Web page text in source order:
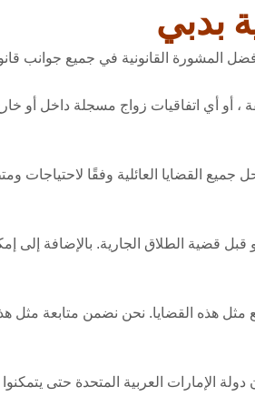
بدبي
المشورة القانونية في جميع جوانب
، أو أي اتفاقيات زواج مسجلة داخل أو
القضايا العائلية وفقًا لاحتياجات
قبل قضية الطلاق الجارية. بالإضافة إلى
مثل هذه القضايا. نحن نضمن متابعة مثل
الإمارات العربية المتحدة حتى